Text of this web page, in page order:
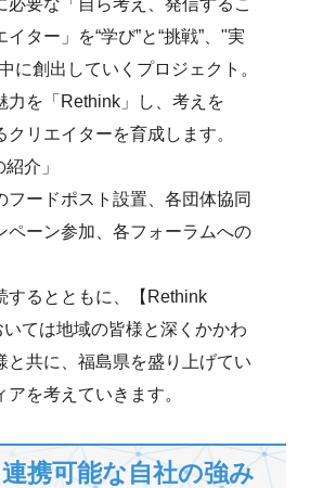
必要な「自ら考え、発信するこ
ター」を“学び”と“挑戦”、"実
に創出していくプロジェクト。
力を「Rethink」し、考えを
クリエイターを育成します。
介」
ードポスト設置、各団体協同
ペーン参加、各フォーラムへの
するとともに、【Rethink
ては地域の皆様と深くかかわ
と共に、福島県を盛り上げてい
アを考えていきます。
携可能な自社の強み